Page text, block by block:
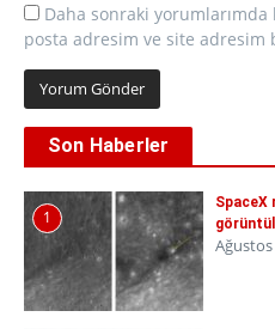
Daha sonraki yorumlarımda
posta adresim ve site adresim
Son Haberler
1
SpaceX
Ağustos